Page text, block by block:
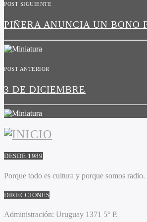
POST SIGUIENTE
PIÑERA ANUNCIA UN BONO
POST ANTERIOR
3 DE DICIEMBRE
DESDE 1989
Porque todo es cultura y porque somos radio.
DIRECCIONES
Administración: Uruguay 1371 5° P.